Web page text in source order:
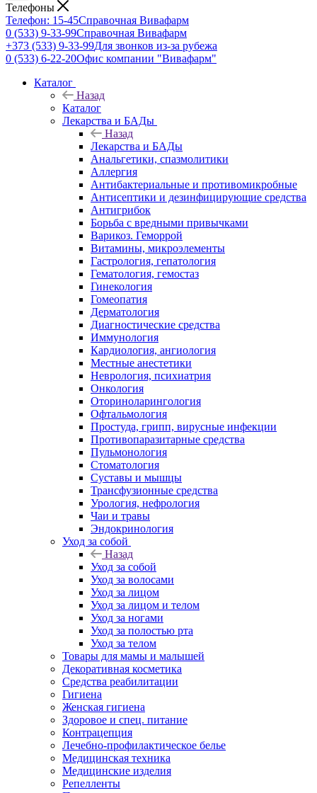
Телефоны
Телефон: 15-45Справочная Вивафарм
0 (533) 9-33-99Справочная Вивафарм
+373 (533) 9-33-99Для звонков из-за рубежа
0 (533) 6-22-20Офис компании "Вивафарм"
Каталог
Назад
Каталог
Лекарства и БАДы
Назад
Лекарства и БАДы
Анальгетики, спазмолитики
Аллергия
Антибактериальные и противомикробные
Антисептики и дезинфицирующие средства
Антигрибок
Борьба с вредными привычками
Варикоз. Геморрой
Витамины, микроэлементы
Гастрология, гепатология
Гематология, гемостаз
Гинекология
Гомеопатия
Дерматология
Диагностические средства
Иммунология
Кардиология, ангиология
Местные анестетики
Неврология, психиатрия
Онкология
Оториноларингология
Офтальмология
Простуда, грипп, вирусные инфекции
Противопаразитарные средства
Пульмонология
Стоматология
Суставы и мышцы
Трансфузионные средства
Урология, нефрология
Чаи и травы
Эндокринология
Уход за собой
Назад
Уход за собой
Уход за волосами
Уход за лицом
Уход за лицом и телом
Уход за ногами
Уход за полостью рта
Уход за телом
Товары для мамы и малышей
Декоративная косметика
Средства реабилитации
Гигиена
Женская гигиена
Здоровое и спец. питание
Контрацепция
Лечебно-профилактическое белье
Медицинская техника
Медицинские изделия
Репелленты